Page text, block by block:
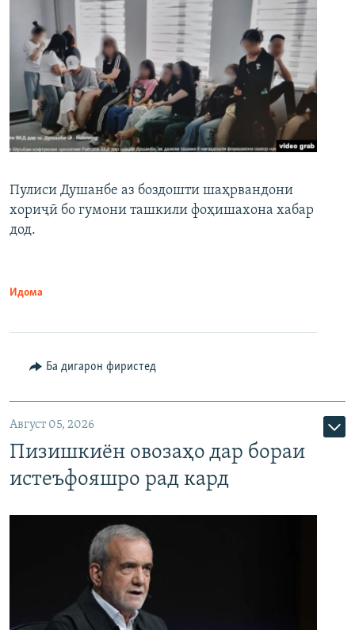
Пулиси Душанбе аз боздошти шаҳрвандони
хориҷӣ бо гумони ташкили фоҳишахона хабар
дод.
Идома
Ба дигарон фиристед
Август 05, 2026
Пизишкиён овозаҳо дар бораи
истеъфояшро рад кард